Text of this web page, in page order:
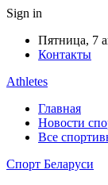
Sign in
Пятница, 7
Контакты
Athletes
Главная
Новости
Все
Спорт Беларуси